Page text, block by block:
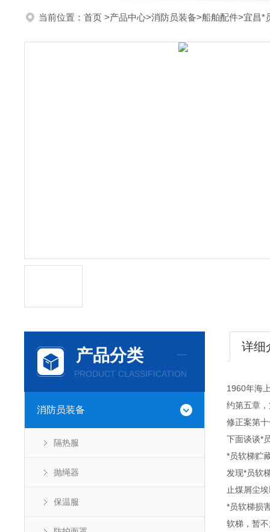
当前位置： 首页 >产品中心>消防员装备>船舶配件>宜昌*
产品分类
PRODUCT CLASSIFICATION
消防员装备
隔热服
抛绳器
保温服
详细
1960年海
约第五章
修正案第
下面谈谈*
*员软梯贮
发现*员软
止煤屑尘
*员软梯损
软梯，暂